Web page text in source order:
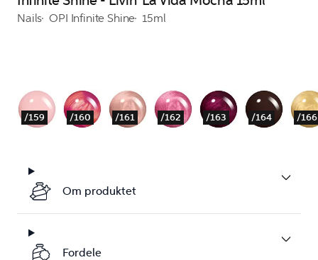
Nails OPI Infinite Shine 15ml
/159 /160 /161 /162 /163 /164 /166
Om produktet
Fordele